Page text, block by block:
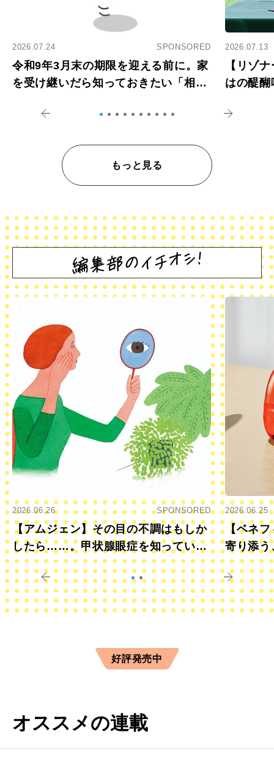
2026.07.24 SPONSORED
令和9年3月末の期限を迎える前に。家
を受け継いだら知っておきたい「相続
2026.07.13
【リゾ
はの醍
もっと見る
2026.06.26 SPONSORED
【アムジェン】その目の不調はもしか
したら……。甲状腺眼症を知っていま
すか？
2026.06.25
【ベネフ
寄り添う
きに
好評発売中
オススメの連載